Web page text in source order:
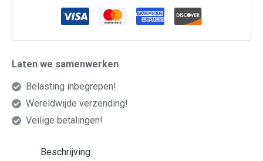
Laten we samenwerken
Belasting inbegrepen!
Wereldwijde verzending!
Veilige betalingen!
Beschrijving